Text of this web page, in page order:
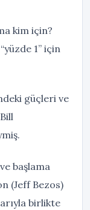
kim için?
1” için
güçleri ve
başlama
(Jeff Bezos)
birlikte